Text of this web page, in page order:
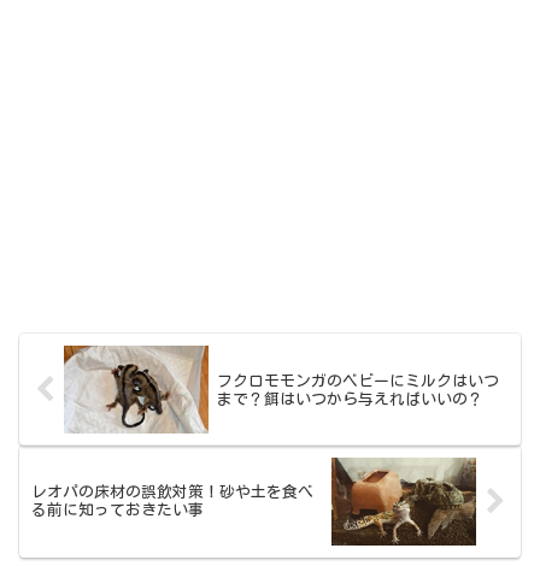
フクロモモンガのベビーにミルクはいつ
まで？餌はいつから与えればいいの？
レオパの床材の誤飲対策！砂や土を食べ
る前に知っておきたい事